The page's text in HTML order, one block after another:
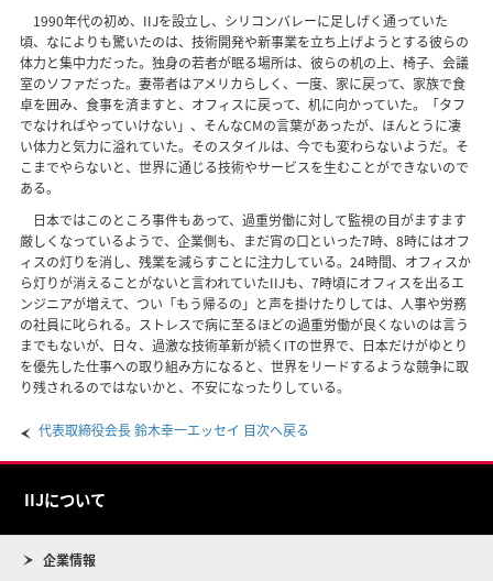
1990年代の初め、IIJを設立し、シリコンバレーに足しげく通っていた
頃、なによりも驚いたのは、技術開発や新事業を立ち上げようとする彼らの
体力と集中力だった。独身の若者が眠る場所は、彼らの机の上、椅子、会議
室のソファだった。妻帯者はアメリカらしく、一度、家に戻って、家族で食
卓を囲み、食事を済ますと、オフィスに戻って、机に向かっていた。「タフ
でなければやっていけない」、そんなCMの言葉があったが、ほんとうに凄
い体力と気力に溢れていた。そのスタイルは、今でも変わらないようだ。そ
こまでやらないと、世界に通じる技術やサービスを生むことができないので
ある。
日本ではこのところ事件もあって、過重労働に対して監視の目がますます
厳しくなっているようで、企業側も、まだ宵の口といった7時、8時にはオフ
ィスの灯りを消し、残業を減らすことに注力している。24時間、オフィスか
ら灯りが消えることがないと言われていたIIJも、7時頃にオフィスを出るエ
ンジニアが増えて、つい「もう帰るの」と声を掛けたりしては、人事や労務
の社員に叱られる。ストレスで病に至るほどの過重労働が良くないのは言う
までもないが、日々、過激な技術革新が続くITの世界で、日本だけがゆとり
を優先した仕事への取り組み方になると、世界をリードするような競争に取
り残されるのではないかと、不安になったりしている。
代表取締役会長 鈴木幸一エッセイ 目次へ戻る
IIJについて
企業情報